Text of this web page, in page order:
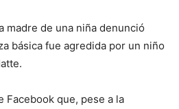
madre de una niña denunció
básica fue agredida por un niño
Facebook que, pese a la